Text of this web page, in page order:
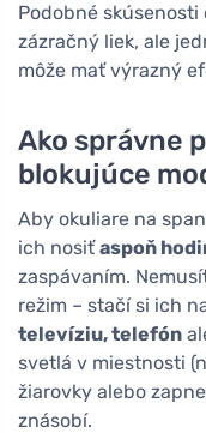
Podobné
zázračný liek, ale
môže mať výrazný
Ako správne
blokujúce
Aby okuliare na
ich nosiťaspoň
zaspávaním.
režim – stačí si ich
televíziu, telefón
svetlá v miestnosti
žiarovky alebo
znásobí.